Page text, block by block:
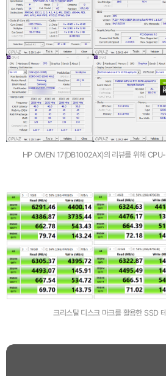
HP OMEN 17(DB1002AX)의 리뷰를 위해
크리스탈 디스크 마크를 활용한 SSD